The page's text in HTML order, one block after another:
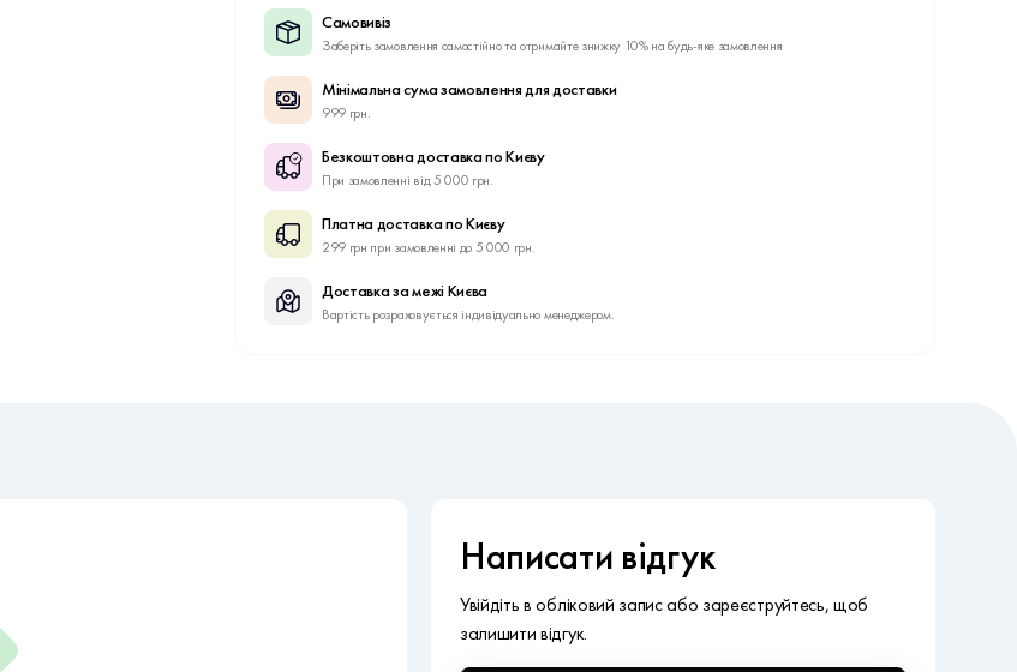
Самовивіз
Заберіть замовлення самостійно та отримайте знижку 10% на будь-яке замовлення
Мінімальна сума замовлення для доставки
999 грн.
Безкоштовна доставка по Києву
При замовленні від 5 000 грн.
Платна доставка по Києву
299 грн при замовленні до 5 000 грн.
Доставка за межі Києва
Вартість розраховується індивідуально менеджером.
Написати відгук
Увійдіть в обліковий запис або зареєструйтесь, щоб
залишити відгук.